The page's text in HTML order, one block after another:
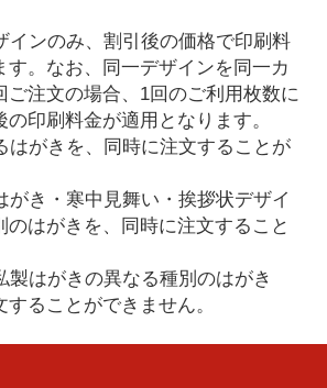
ンのみ、割引後の価格で印刷料
す。なお、同一デザインを同一カ
ご注文の場合、1回のご利用枚数に
印刷料金が適用となります。
がきを、同時に注文することが
き・寒中見舞い・挨拶状デザイ
のはがきを、同時に注文すること
はがきの異なる種別のはがき
することができません。